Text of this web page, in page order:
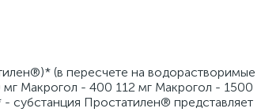
(в пересчете на водорастворимые
Макрогол - 400 112 мг Макрогол - 1500
субстанция Простатилен® представляет